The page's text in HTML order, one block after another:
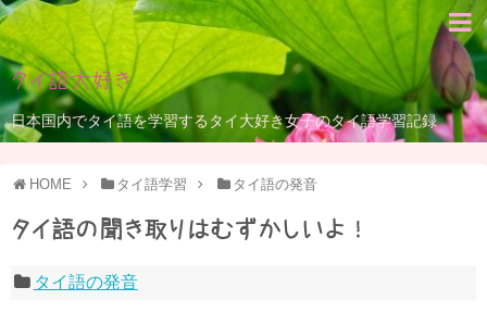
タイ語大好き
日本国内でタイ語を学習するタイ大好き女子のタイ語学習記録
HOME タイ語学習 タイ語の発音
タイ語の聞き取りはむずかしいよ！
タイ語の発音